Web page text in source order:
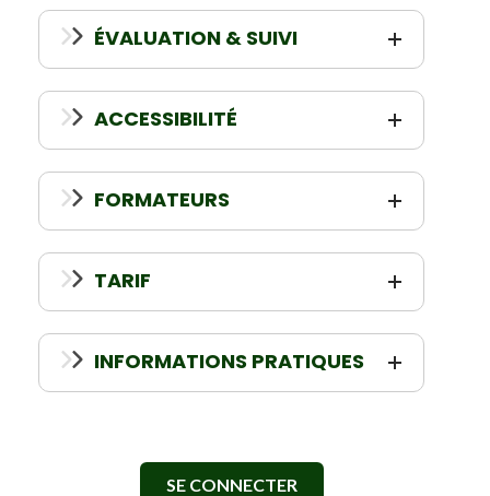
ÉVALUATION & SUIVI
ACCESSIBILITÉ
FORMATEURS
TARIF
INFORMATIONS PRATIQUES
SE CONNECTER